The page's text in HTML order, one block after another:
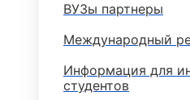
ВУЗы партнеры
Международный
Информация для
студентов